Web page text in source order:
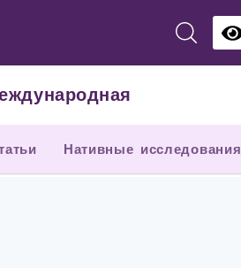
Нативные исследования